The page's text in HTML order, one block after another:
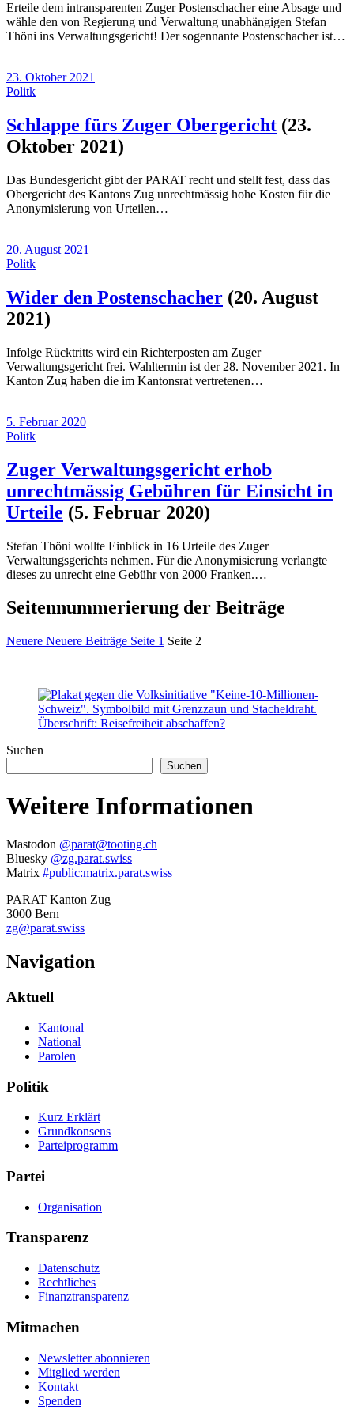
Erteile dem intransparenten Zuger Postenschacher eine Absage und
wähle den von Regierung und Verwaltung unabhängigen Stefan
Thöni ins Verwaltungsgericht! Der sogennante Postenschacher ist…
23. Oktober 2021
Politk
Schlappe fürs Zuger Obergericht (23.
Oktober 2021)
Das Bundesgericht gibt der PARAT recht und stellt fest, dass das
Obergericht des Kantons Zug unrechtmässig hohe Kosten für die
Anonymisierung von Urteilen…
20. August 2021
Politk
Wider den Postenschacher (20. August
2021)
Infolge Rücktritts wird ein Richterposten am Zuger
Verwaltungsgericht frei. Wahltermin ist der 28. November 2021. In
Kanton Zug haben die im Kantonsrat vertretenen…
5. Februar 2020
Politk
Zuger Verwaltungsgericht erhob
unrechtmässig Gebühren für Einsicht in
Urteile (5. Februar 2020)
Stefan Thöni wollte Einblick in 16 Urteile des Zuger
Verwaltungsgerichts nehmen. Für die Anonymisierung verlangte
dieses zu unrecht eine Gebühr von 2000 Franken.…
Seitennummerierung der Beiträge
Neuere Neuere Beiträge Seite 1 Seite 2
Suchen
Suchen
Weitere Informationen
Mastodon @parat@tooting.ch
Bluesky @zg.parat.swiss
Matrix #public:matrix.parat.swiss
PARAT Kanton Zug
3000 Bern
zg@parat.swiss
Navigation
Aktuell
Kantonal
National
Parolen
Politik
Kurz Erklärt
Grundkonsens
Parteiprogramm
Partei
Organisation
Transparenz
Datenschutz
Rechtliches
Finanztransparenz
Mitmachen
Newsletter abonnieren
Mitglied werden
Kontakt
Spenden